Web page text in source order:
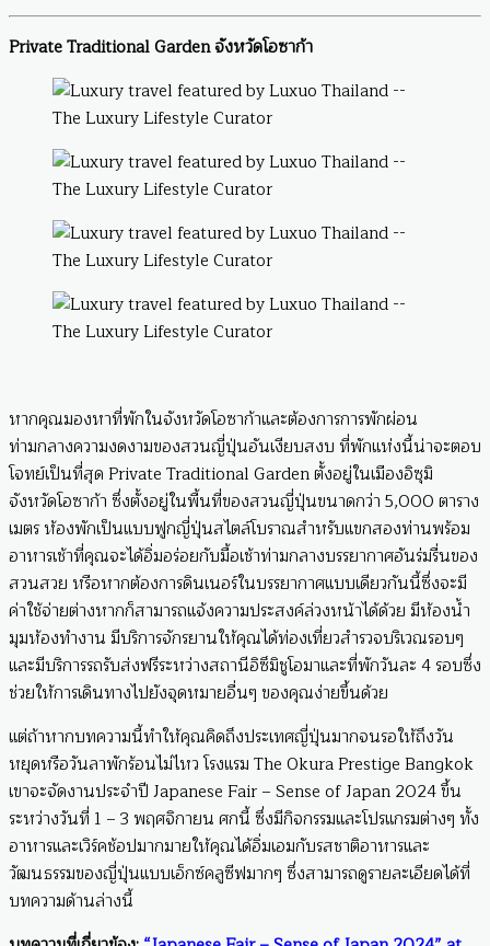
Private Traditional Garden จังหวัดโอซาก้า
หากคุณมองหาที่พักในจังหวัดโอซาก้าและต้องการการพักผ่อน
ท่ามกลางความงดงามของสวนญี่ปุ่นอันเงียบสงบ ที่พักแห่งนี้น่าจะตอบ
โจทย์เป็นที่สุด Private Traditional Garden ตั้งอยู่ในเมืองอิซุมิ
จังหวัดโอซาก้า ซึ่งตั้งอยู่ในพื้นที่ของสวนญี่ปุ่นขนาดกว่า 5,000 ตาราง
เมตร ห้องพักเป็นแบบฟูกญี่ปุ่นสไตล์โบราณสำหรับแขกสองท่านพร้อม
อาหารเช้าที่คุณจะได้อิ่มอร่อยกับมื้อเช้าท่ามกลางบรรยากาศอันร่มรื่นของ
สวนสวย หรือหากต้องการดินเนอร์ในบรรยากาศแบบเดียวกันนี้ซึ่งจะมี
ค่าใช้จ่ายต่างหากก็สามารถแจ้งความประสงค์ล่วงหน้าได้ด้วย มีห้องน้ำ
มุมห้องทำงาน มีบริการจักรยานให้คุณได้ท่องเที่ยวสำรวจบริเวณรอบๆ
และมีบริการรถรับส่งฟรีระหว่างสถานีอิซึมิชูโอมาและที่พักวันละ 4 รอบซึ่ง
ช่วยให้การเดินทางไปยังจุดหมายอื่นๆ ของคุณง่ายขึ้นด้วย
แต่ถ้าหากบทความนี้ทำให้คุณคิดถึงประเทศญี่ปุ่นมากจนรอให้ถึงวัน
หยุดหรือวันลาพักร้อนไม่ไหว โรงแรม The Okura Prestige Bangkok
เขาจะจัดงานประจำปี Japanese Fair – Sense of Japan 2024 ขึ้น
ระหว่างวันที่ 1 – 3 พฤศจิกายน ศกนี้ ซึ่งมีกิจกรรมและโปรแกรมต่างๆ ทั้ง
อาหารและเวิร์คช้อปมากมายให้คุณได้อิ่มเอมกับรสชาติอาหารและ
วัฒนธรรมของญี่ปุ่นแบบเอ็กซ์คลูซีฟมากๆ ซึ่งสามารถดูรายละเอียดได้ที่
บทความด้านล่างนี้